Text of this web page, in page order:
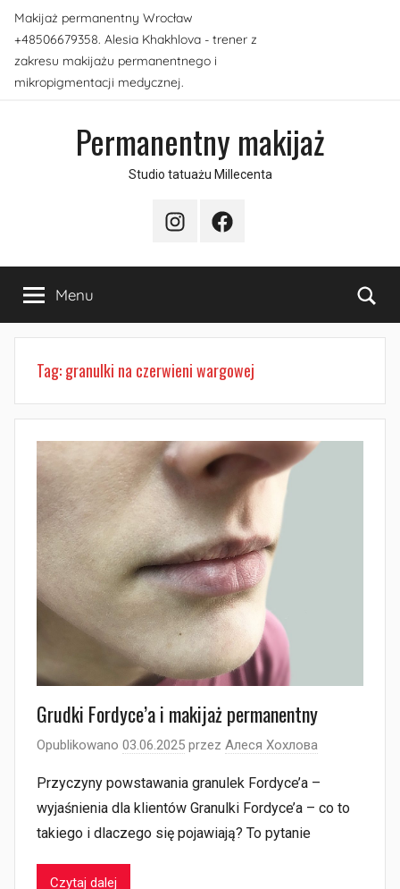
Przejdź
do
treści
Makijaż permanentny Wrocław
+48506679358. Alesia Khakhlova - trener z
zakresu makijażu permanentnego i
mikropigmentacji medycznej.
Permanentny makijaż
Studio tatuażu Millecenta
InstagramFacebook
Menu
Tag:granulki na czerwieni wargowej
Grudki Fordyce’a i makijaż permanentny
Opublikowano 03.06.2025 przez Алеся Хохлова
Przyczyny powstawania granulek Fordyce’a –
wyjaśnienia dla klientów Granulki Fordyce’a – co to
takiego i dlaczego się pojawiają? To pytanie
Czytaj dalej